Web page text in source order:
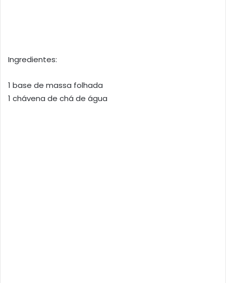
Ingredientes:
1 base de massa folhada
1 chávena de chá de água